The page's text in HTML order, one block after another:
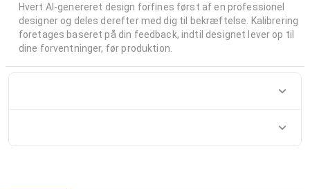
Hvert AI-genereret design forfines først af en professionel
designer og deles derefter med dig til bekræftelse. Kalibrering
foretages baseret på din feedback, indtil designet lever op til
dine forventninger, før produktion.